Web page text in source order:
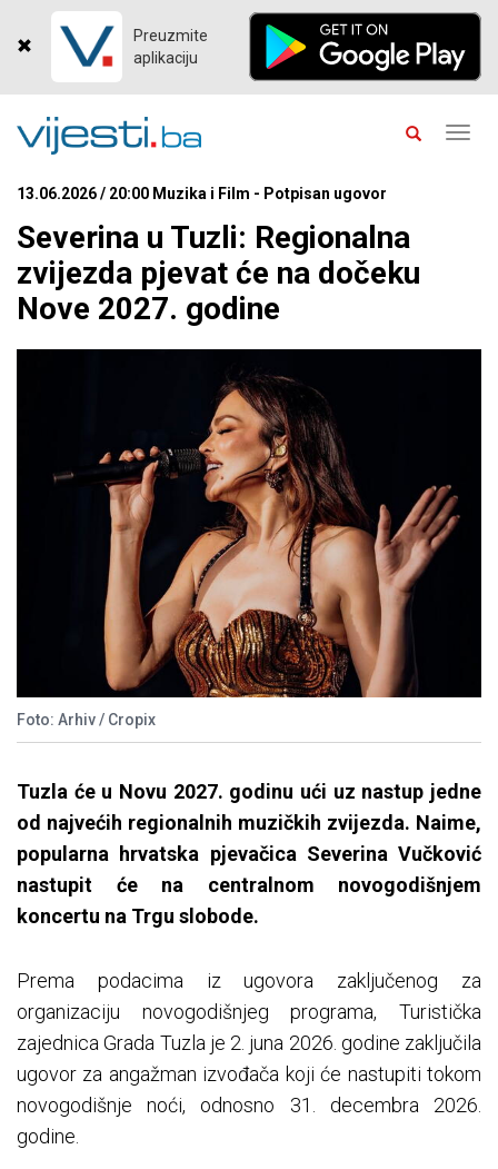
Preuzmite
aplikaciju
13.06.2026 / 20:00 Muzika i Film - Potpisan ugovor
Severina u Tuzli: Regionalna
zvijezda pjevat će na dočeku
Nove 2027. godine
Foto: Arhiv / Cropix
Tuzla će u Novu 2027. godinu ući uz nastup jedne
od najvećih regionalnih muzičkih zvijezda. Naime,
popularna hrvatska pjevačica Severina Vučković
nastupit će na centralnom novogodišnjem
koncertu na Trgu slobode.
Prema podacima iz ugovora zaključenog za
organizaciju novogodišnjeg programa, Turistička
zajednica Grada Tuzla je 2. juna 2026. godine zaključila
ugovor za angažman izvođača koji će nastupiti tokom
novogodišnje noći, odnosno 31. decembra 2026.
godine.